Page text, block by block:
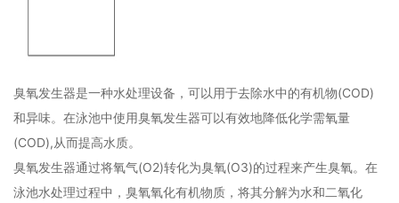
臭氧发生器是一种水处理设备，可以用于去除水中的有机物(COD)
和异味。在泳池中使用臭氧发生器可以有效地降低化学需氧量
(COD),从而提高水质。
臭氧发生器通过将氧气(O2)转化为臭氧(O3)的过程来产生臭氧。在
泳池水处理过程中，臭氧氧化有机物质，将其分解为水和二氧化